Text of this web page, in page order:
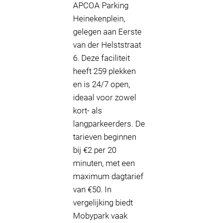
APCOA Parking
Heinekenplein,
gelegen aan Eerste
van der Helststraat
6. Deze faciliteit
heeft 259 plekken
en is 24/7 open,
ideaal voor zowel
kort- als
langparkeerders. De
tarieven beginnen
bij €2 per 20
minuten, met een
maximum dagtarief
van €50. In
vergelijking biedt
Mobypark vaak